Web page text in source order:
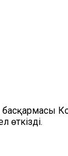
өткізді.